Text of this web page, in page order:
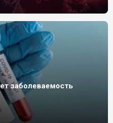
заболеваемость